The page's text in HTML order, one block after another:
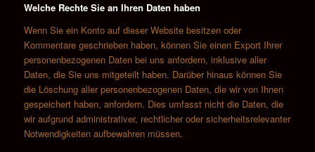
Welche Rechte Sie an Ihren Daten haben
Wenn Sie ein Konto auf dieser Website besitzen oder
Kommentare geschrieben haben, können Sie einen Export Ihrer
personenbezogenen Daten bei uns anfordern, inklusive aller
Daten, die Sie uns mitgeteilt haben. Darüber hinaus können Sie
die Löschung aller personenbezogenen Daten, die wir von Ihnen
gespeichert haben, anfordern. Dies umfasst nicht die Daten, die
wir aufgrund administrativer, rechtlicher oder sicherheitsrelevanter
Notwendigkeiten aufbewahren müssen.